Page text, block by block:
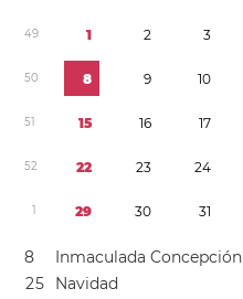
49 1 2 3
50 8 9 10
51 15 16 17
52 22 23 24
1 29 30 31
8
Inmaculada Concepción
25
Navidad